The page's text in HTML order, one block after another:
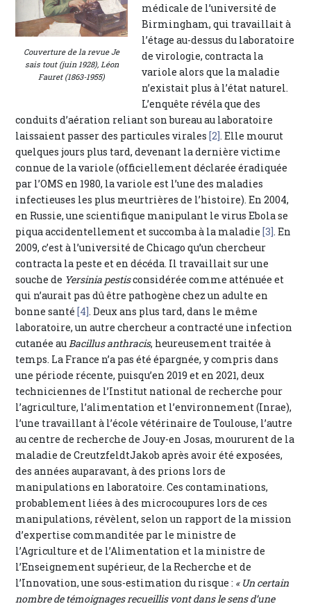
Couverture de la revue Je
sais tout (juin 1928), Léon
Fauret (1863-1955)
médicale de l’université de
Birmingham, qui travaillait à
l’étage au-dessus du laboratoire
de virologie, contracta la
variole alors que la maladie
n’existait plus à l’état naturel.
L’enquête révéla que des
conduits d’aération reliant son bureau au laboratoire
laissaient passer des particules virales[2]. Elle mourut
quelques jours plus tard, devenant la dernière victime
connue de la variole (officiellement déclarée éradiquée
par l’OMS en 1980, la variole est l’une des maladies
infectieuses les plus meurtrières de l’histoire). En 2004,
en Russie, une scientifique manipulant le virus Ebola se
piqua accidentellement et succomba à la maladie[3]. En
2009, c’est à l’université de Chicago qu’un chercheur
contracta la peste et en décéda. Il travaillait sur une
souche de Yersinia pestisconsidérée comme atténuée et
qui n’aurait pas dû être pathogène chez un adulte en
bonne santé[4]. Deux ans plus tard, dans le même
laboratoire, un autre chercheur a contracté une infection
cutanée au Bacillus anthracis, heureusement traitée à
temps. La France n’a pas été épargnée, y compris dans
une période récente, puisqu’en 2019 et en 2021, deux
techniciennes de l’Institut national de recherche pour
l’agriculture, l’alimentation et l’environnement (Inrae),
l’une travaillant à l’école vétérinaire de Toulouse, l’autre
au centre de recherche de Jouy-en Josas, moururent de la
maladie de CreutzfeldtJakob après avoir été exposées,
des années auparavant, à des prions lors de
manipulations en laboratoire. Ces contaminations,
probablement liées à des microcoupures lors de ces
manipulations, révèlent, selon un rapport de la mission
d’expertise commanditée par le ministre de
l’Agriculture et de l’Alimentation et la ministre de
l’Enseignement supérieur, de la Recherche et de
l’Innovation, une sous-estimation du risque : « Un certain
nombre de témoignages recueillis vont dans le sens d’une